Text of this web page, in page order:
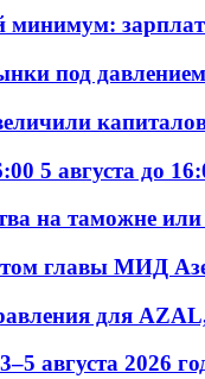
минимум:
под
5 августа до
на таможне
главы МИД
для
августа 2026